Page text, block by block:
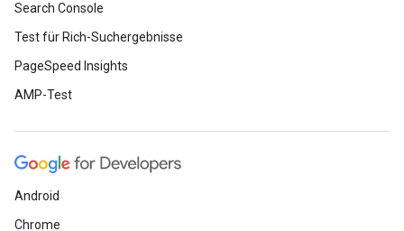
Search Console
Test für Rich-Suchergebnisse
PageSpeed Insights
AMP-Test
Android
Chrome